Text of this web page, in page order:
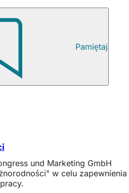
Pamiętaj
und Marketing GmbH
w celu zapewnienia